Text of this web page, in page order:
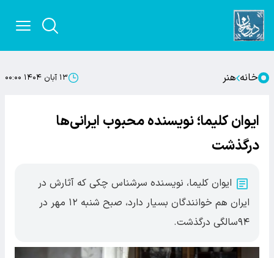
خانه هنر ۱۳ آبان ۱۴۰۴ ۰۰:۰۰
ایوان کلیما؛ نویسنده محبوب ایرانی‌ها
درگذشت
ایوان کلیما، نویسنده سرشناس چکی که آثارش در
ایران هم خوانندگان بسیار دارد، صبح شنبه ۱۲ مهر در
۹۴سالگی درگذشت.